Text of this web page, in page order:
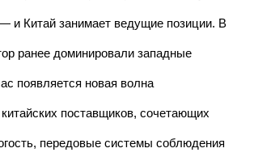
и Китай занимает ведущие позиции. В
ранее доминировали западные
появляется новая волна
поставщиков, сочетающих
передовые системы соблюдения